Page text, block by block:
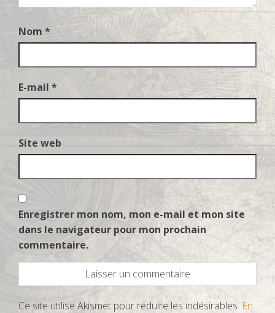
Nom *
E-mail *
Site web
Enregistrer mon nom, mon e-mail et mon site
dans le navigateur pour mon prochain
commentaire.
Ce site utilise Akismet pour réduire les indésirables. En